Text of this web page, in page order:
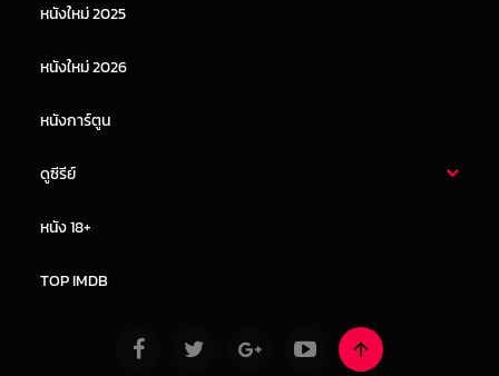
หนังจีน
หนังใหม่ 2025
หนังใหม่ 2026
หนังการ์ตูน
ดูซีรีย์
หนัง 18+
TOP IMDB